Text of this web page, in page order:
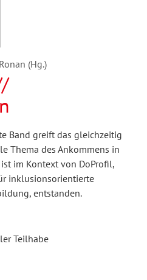
(Hg.)
Band greift das gleichzeitig
Thema des Ankommens in
im Kontext von DoProfil,
inklusionsorientierte
entstanden.
Teilhabe